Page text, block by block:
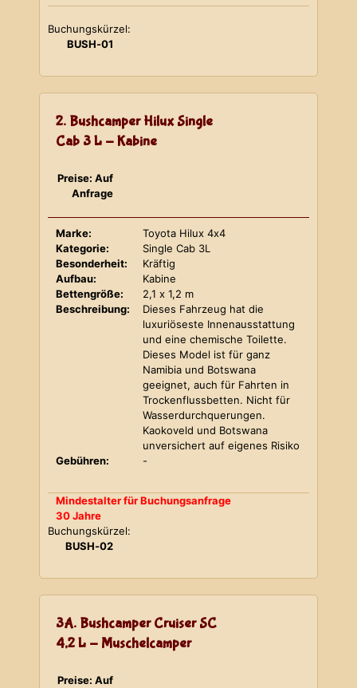
Buchungskürzel:
BUSH-01
2. Bushcamper Hilux Single
Cab 3 L - Kabine
Preise: Auf
Anfrage
Marke:
Toyota Hilux 4x4
Kategorie:
Single Cab 3L
Besonderheit:
Kräftig
Aufbau:
Kabine
Bettengröße:
2,1 x 1,2 m
Beschreibung:
Dieses Fahrzeug hat die
luxuriöseste Innenausstattung
und eine chemische Toilette.
Dieses Model ist für ganz
Namibia und Botswana
geeignet, auch für Fahrten in
Trockenflussbetten. Nicht für
Wasserdurchquerungen.
Kaokoveld und Botswana
unversichert auf eigenes Risiko
Gebühren:
-
Mindestalter für Buchungsanfrage
30 Jahre
Buchungskürzel:
BUSH-02
3A. Bushcamper Cruiser SC
4,2 L - Muschelcamper
Preise: Auf